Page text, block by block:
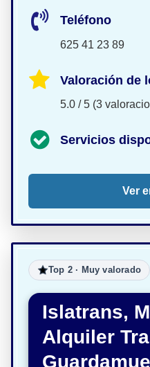
Teléfono
625 41 23 89
Valoración de
5.0 / 5 (3
Servicios
Ver
Top 2 · Muy valorado
Islatrans,
Alquiler